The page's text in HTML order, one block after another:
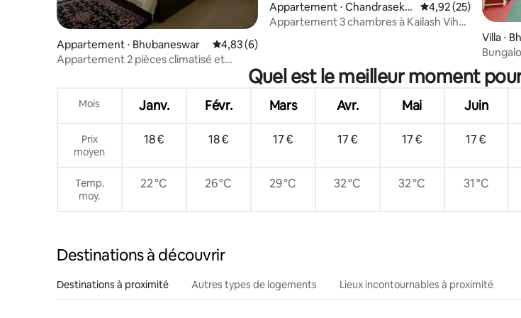
Appartement ⋅ Bhubaneswar Évaluation moyenne sur la base de 6 commentaires : 4,83 sur 5
4,83 (6)
Appartement 2 pièces climatisé et
Appartement ⋅ Chandrasekh
arpur
Évaluation moyenne
4,92 (25)
Appartement 3 chambres à Kailash Vihar,
Villa ⋅
Quel est le meilleur moment
Mois Janv. Févr. Mars Avr. Mai Juin
Prix
moyen
18 € 18 € 17 € 17 € 17 € 17 €
Temp.
moy.
22 °C 26 °C 29 °C 32 °C 32 °C 31 °C
Destinations à découvrir
Destinations à proximité Autres types de logements Lieux incontournables à proximité